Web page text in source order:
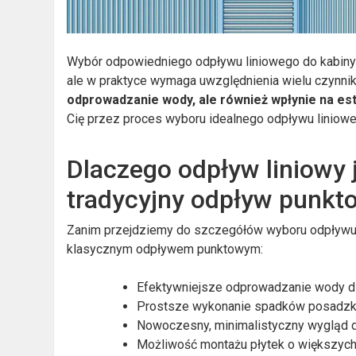
Wybór odpowiedniego odpływu liniowego do
ale w praktyce wymaga uwzględnienia wielu
odprowadzanie wody, ale również wpłynie na
Cię przez proces wyboru idealnego odpływu
Dlaczego odpływ
tradycyjny odpływ
Zanim przejdziemy do szczegółów wyboru
klasycznym odpływem punktowym:
Efektywniejsze odprowadzanie wody
Prostsze wykonanie spadków
Nowoczesny, minimalistyczny wygląd
Możliwość montażu płytek o